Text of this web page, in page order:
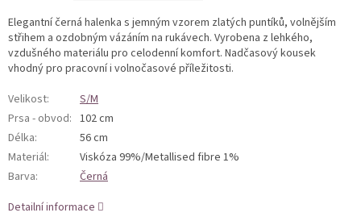
Elegantní černá halenka s jemným vzorem zlatých puntíků, volnějším
střihem a ozdobným vázáním na rukávech. Vyrobena z lehkého,
vzdušného materiálu pro celodenní komfort. Nadčasový kousek
vhodný pro pracovní i volnočasové příležitosti.
Velikost:
S/M
Prsa - obvod: 102 cm
Délka:
56 cm
Materiál:
Viskóza 99%/Metallised fibre 1%
Barva:
Černá
Detailní informace